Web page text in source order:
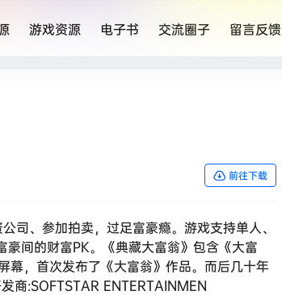
游戏资源 电子书 交流圈子 留言反馈
前往下载
司、参加拍卖，过足富豪瘾。游戏支持单人、
间的财富PK。《典藏大富翁》包含《大富
，首次发布了《大富翁》作品。而后几十年
商:SOFTSTAR ENTERTAINMEN